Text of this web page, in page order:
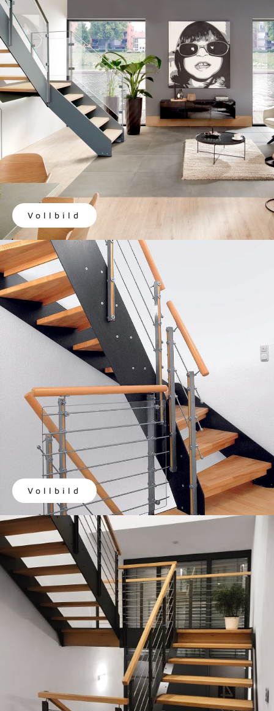
Vollbild
Vollbild